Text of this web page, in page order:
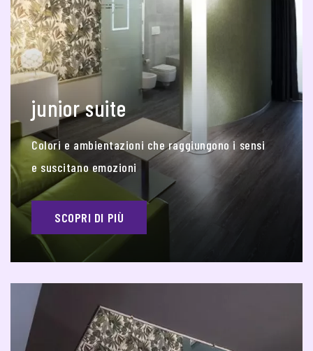
junior suite
Colori e ambientazioni che raggiungono i sensi
e suscitano emozioni
SCOPRI DI PIÙ